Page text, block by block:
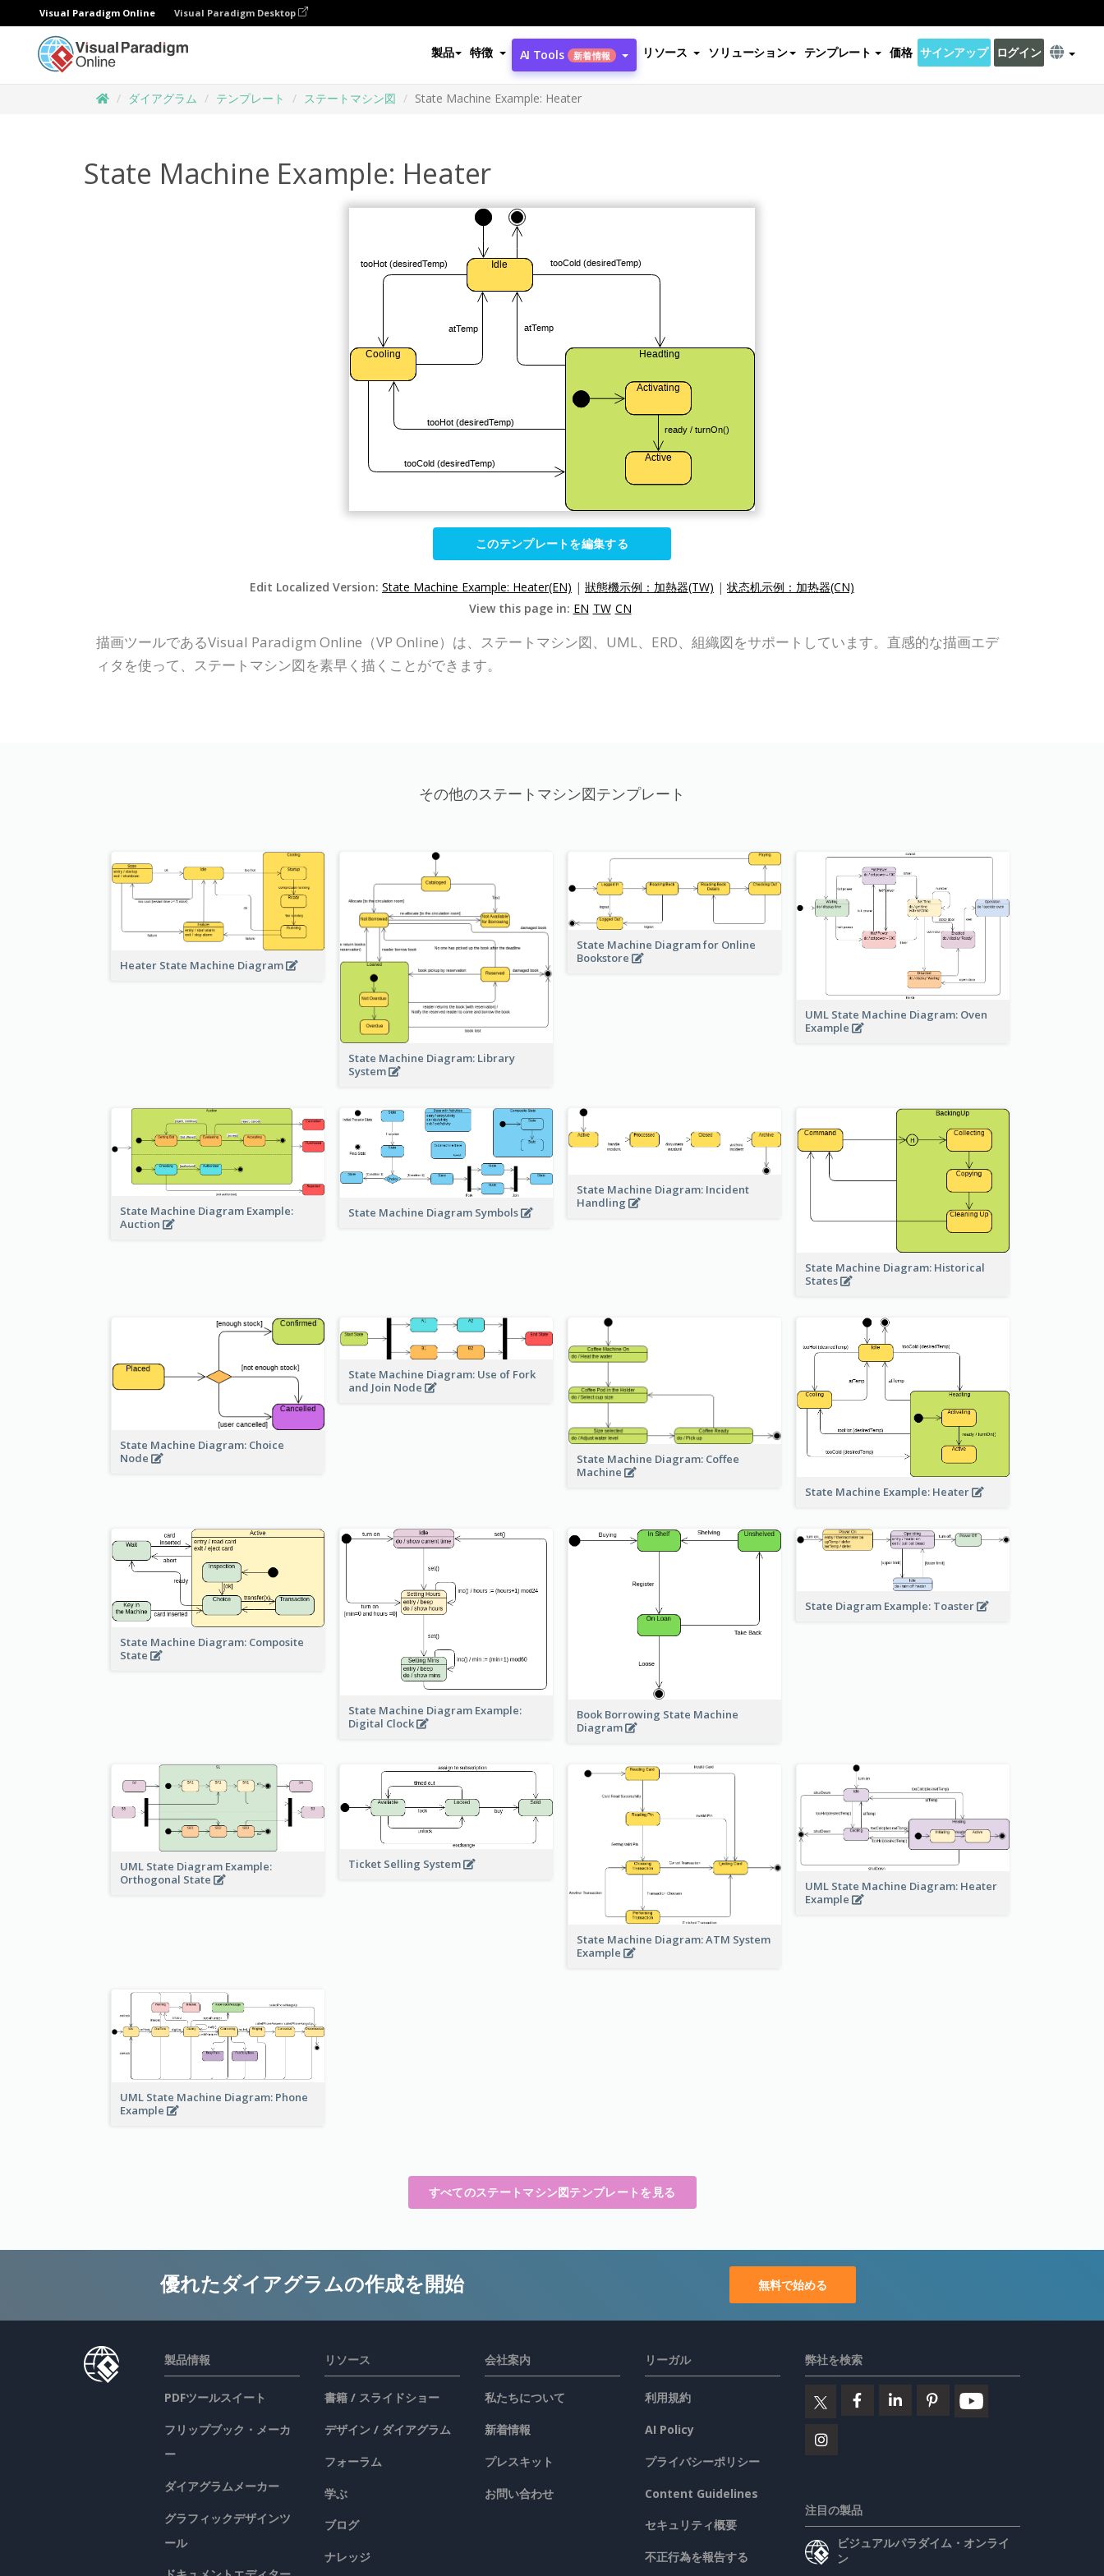
Visual Paradigm Online Visual Paradigm Desktop
製品 特徴 AI Tools 新着情報 リソース ソリューション テンプレート 価格 サインアップ ログイン
ダイアグラム テンプレート ステートマシン図 State Machine Example: Heater
State Machine Example: Heater
このテンプレートを編集する
Edit Localized Version: State Machine Example: Heater(EN) | 狀態機示例：加熱器(TW) | 状态机示例：加热器(CN)
View this page in: EN TW CN
描画ツールであるVisual Paradigm Online（VP Online）は、ステートマシン図、UML、ERD、組織図をサポートしています。直感的な描画エデ
ィタを使って、ステートマシン図を素早く描くことができます。
その他のステートマシン図テンプレート
Heater State Machine Diagram
State Machine Diagram: Library
System
State Machine Diagram for Online
Bookstore
UML State Machine Diagram: Oven
Example
State Machine Diagram Example:
Auction
State Machine Diagram Symbols
State Machine Diagram: Incident
Handling
State Machine Diagram: Historical
States
State Machine Diagram: Choice
Node
State Machine Diagram: Use of Fork
and Join Node
State Machine Diagram: Coffee
Machine
State Machine Example: Heater
State Machine Diagram: Composite
State
State Machine Diagram Example:
Digital Clock
Book Borrowing State Machine
Diagram
State Diagram Example: Toaster
UML State Diagram Example:
Orthogonal State
Ticket Selling System
State Machine Diagram: ATM System
Example
UML State Machine Diagram: Heater
Example
UML State Machine Diagram: Phone
Example
すべてのステートマシン図テンプレートを見る
優れたダイアグラムの作成を開始 無料で始める
製品情報
PDFツールスイート
フリップブック・メーカ
ー
ダイアグラムメーカー
グラフィックデザインツ
ール
リソース
書籍 / スライドショー
デザイン / ダイアグラム
フォーラム
学ぶ
ブログ
ナレッジ
会社案内
私たちについて
新着情報
プレスキット
お問い合わせ
リーガル
利用規約
AI Policy
プライバシーポリシー
Content Guidelines
セキュリティ概要
不正行為を報告する
弊社を検索
注目の製品
ビジュアルパラダイム・オンライ
ン